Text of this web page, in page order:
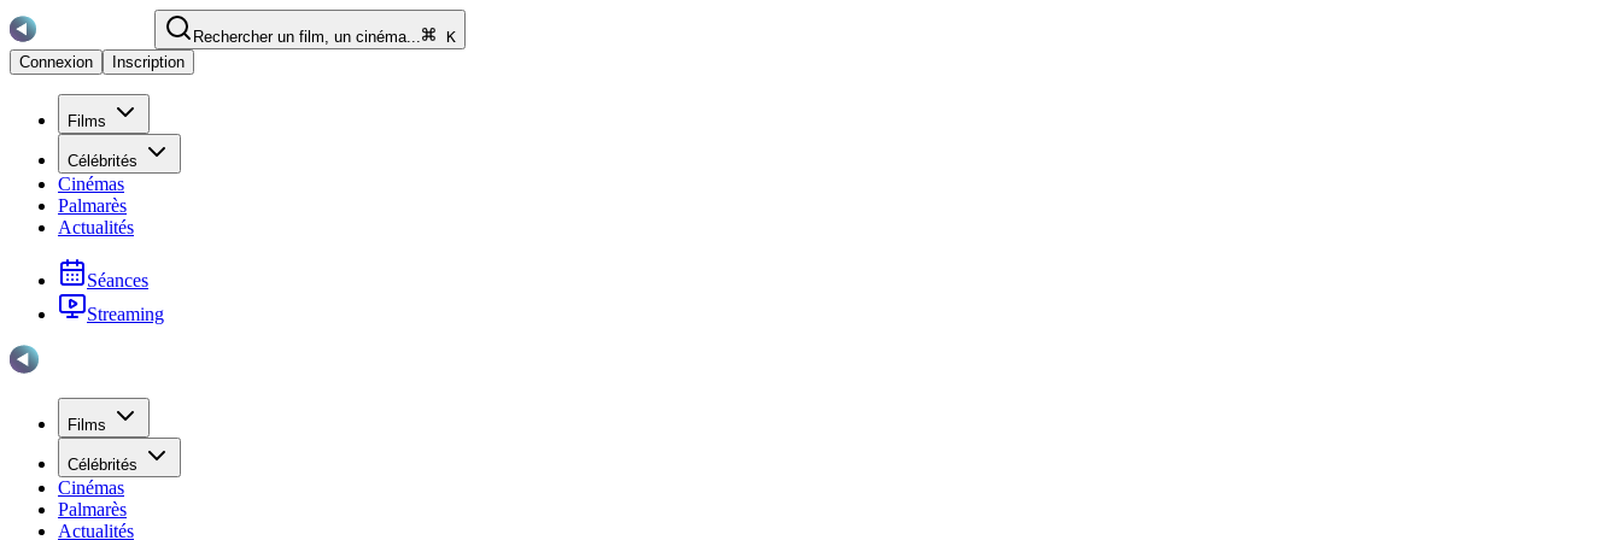
Rechercher un film, un cinéma...
K
Connexion
Inscription
Films
Célébrités
Cinémas
Palmarès
Actualités
Séances
Streaming
Films
Célébrités
Cinémas
Palmarès
Actualités